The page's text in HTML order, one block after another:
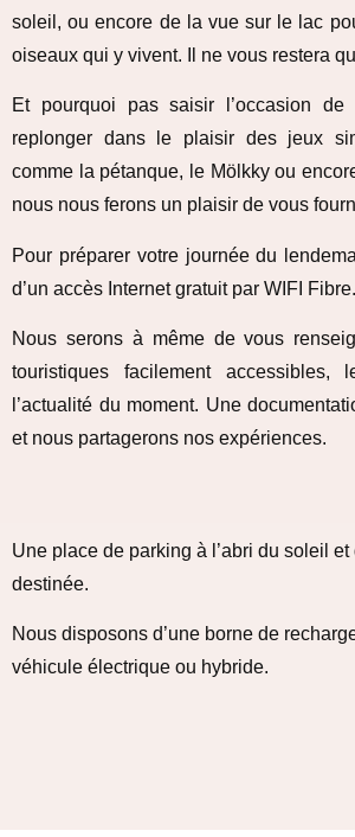
soleil, ou encore de la vue sur le lac
oiseaux qui y vivent. Il ne vous restera
Et pourquoi pas saisir l’occasion
replonger dans le plaisir des jeux
comme la pétanque, le Mölkky ou
nous nous ferons un plaisir de vous
Pour préparer votre journée du
d’un accès Internet gratuit par WIFI Fibre.
Nous serons à même de vous
touristiques facilement accessibles,
l’actualité du moment. Une
et nous partagerons nos expériences.
Une place de parking à l’abri du soleil
destinée.
Nous disposons d’une borne de
véhicule électrique ou hybride.